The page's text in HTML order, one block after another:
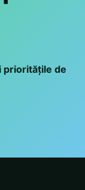
prioritățile de